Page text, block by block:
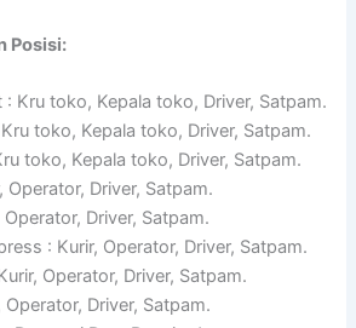
Posisi:
: Kru toko, Kepala toko, Driver, Satpam.
toko, Kepala toko, Driver, Satpam.
toko, Kepala toko, Driver, Satpam.
Operator, Driver, Satpam.
Driver, Satpam.
: Kurir, Operator, Driver, Satpam.
Operator, Driver, Satpam.
Operator, Driver, Satpam.